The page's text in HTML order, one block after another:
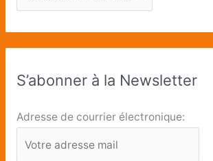
S’abonner à la Newsletter
Adresse de courrier électronique: